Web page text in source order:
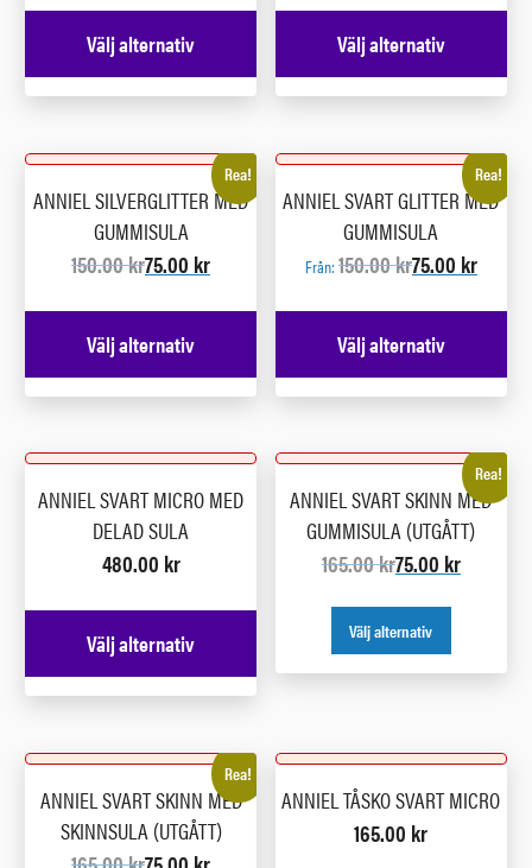
Välj alternativ Välj alternativ
Rea!
ANNIEL SILVERGLITTER MED
GUMMISULA
150.00kr75.00 kr
Välj alternativ
Rea!
ANNIEL SVART GLITTER MED
GUMMISULA
Från: 150.00kr75.00 kr
Välj alternativ
ANNIEL SVART MICRO MED
DELAD SULA
480.00 kr
Välj alternativ
Rea!
ANNIEL SVART SKINN MED
GUMMISULA (UTGÅTT)
165.00kr75.00 kr
Välj alternativ
Rea!
ANNIEL SVART SKINN MED
SKINNSULA (UTGÅTT)
ANNIEL TÅSKO SVART MICRO
165.00 kr